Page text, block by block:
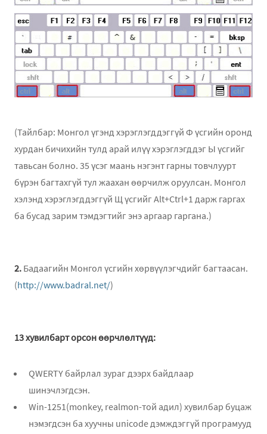
(Тайлбар: Монгол үгэнд хэрэглэгддэггүй Ф үсгийн оронд
хурдан бичихийн тулд арай илүү хэрэглэгддэг Ы үсгийг
тавьсан болно. 35 үсэг маань нэгэнт гарны товчлуурт
бүрэн багтахгүй тул жаахан өөрчилж оруулсан. Монгол
хэлэнд хэрэглэгддэггүй Щ үсгийг Alt+Ctrl+1 дарж гаргах
ба бусад зарим тэмдэгтийг энэ аргаар гаргана.)
2. Бадаагийн Монгол үсгийн хөрвүүлэгчдийг багтаасан.
(http://www.badral.net/)
13 хувилбарт орсон өөрчлөлтүүд:
QWERTY байрлал зураг дээрх байдлаар
шинэчлэгдсэн.
Win-1251(monkey, realmon-той адил) хувилбар буцаж
нэмэгдсэн ба хуучны unicode дэмждэггүй програмууд